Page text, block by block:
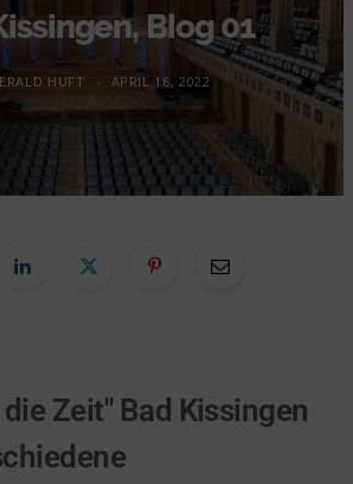
Blog 01
HUFT APRIL 16, 2022
Zeit" Bad Kissingen